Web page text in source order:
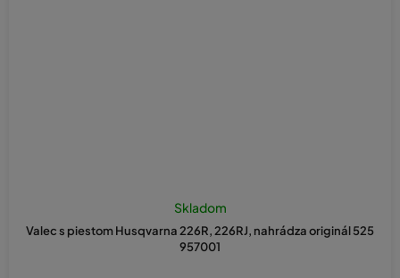
Valec s piestom Husqvarna 226R, 226RJ, nahrádza originál 525
957001
Skladom